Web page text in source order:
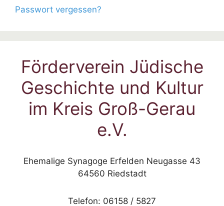
Passwort vergessen?
Förderverein Jüdische
Geschichte und Kultur
im Kreis Groß-Gerau
e.V.
Ehemalige Synagoge Erfelden Neugasse 43
64560 Riedstadt
Telefon: 06158 / 5827